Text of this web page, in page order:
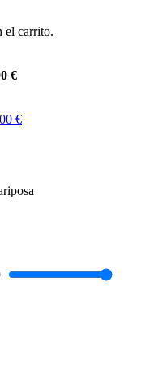
el carrito.
€
€